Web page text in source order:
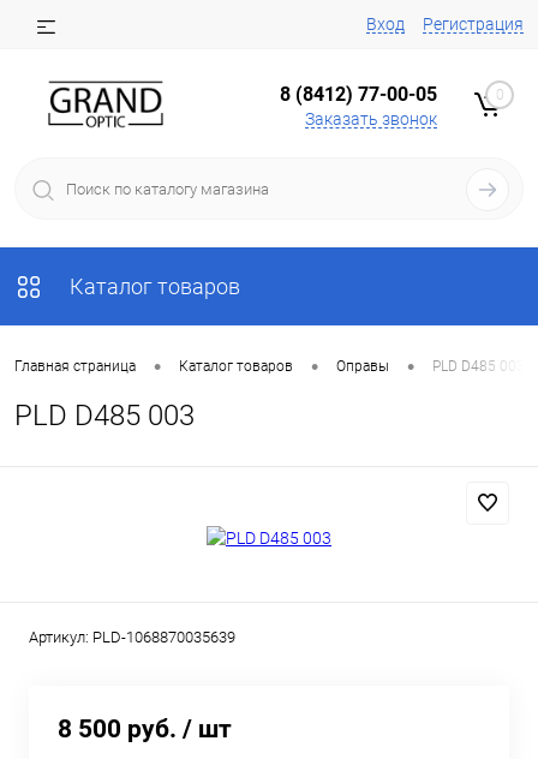
Вход Регистрация
8 (8412) 77-00-05
Заказать звонок
0
Каталог товаров
Главная страница • Каталог товаров • Оправы • PLD D485 003
PLD D485 003
Артикул: PLD-1068870035639
8 500 руб. / шт